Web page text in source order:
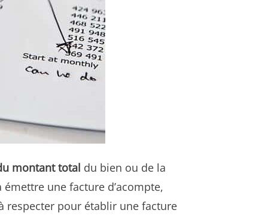
montant total du bien ou de la
une facture d’acompte,
respecter pour établir une facture